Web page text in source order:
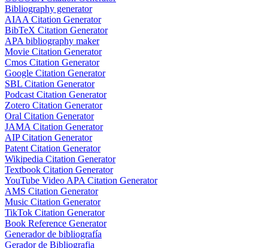
Bibliography generator
AIAA Citation Generator
BibTeX Citation Generator
APA bibliography maker
Movie Citation Generator
Cmos Citation Generator
Google Citation Generator
SBL Citation Generator
Podcast Citation Generator
Zotero Citation Generator
Oral Citation Generator
JAMA Citation Generator
AIP Citation Generator
Patent Citation Generator
Wikipedia Citation Generator
Textbook Citation Generator
YouTube Video APA Citation Generator
AMS Citation Generator
Music Citation Generator
TikTok Citation Generator
Book Reference Generator
Generador de bibliografía
Gerador de Bibliografia